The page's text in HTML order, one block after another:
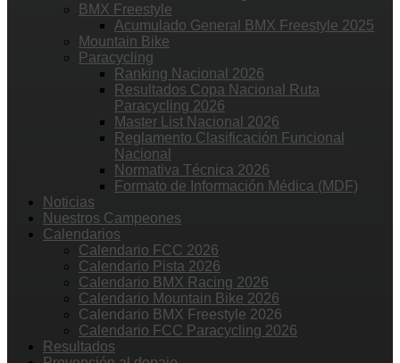
BMX Freestyle
Acumulado General BMX Freestyle 2025
Mountain Bike
Paracycling
Ranking Nacional 2026
Resultados Copa Nacional Ruta
Paracycling 2026
Master List Nacional 2026
Reglamento Clasificación Funcional
Nacional
Normativa Técnica 2026
Formato de Información Médica (MDF)
Noticias
Nuestros Campeones
Calendarios
Calendario FCC 2026
Calendario Pista 2026
Calendario BMX Racing 2026
Calendario Mountain Bike 2026
Calendario BMX Freestyle 2026
Calendario FCC Paracycling 2026
Resultados